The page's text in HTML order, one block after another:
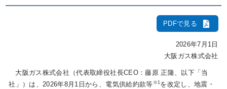
PDFで見る
2026年7月1日
大阪ガス株式会社
大阪ガス株式会社（代表取締役社長CEO：藤原 正隆、以下「当
社」）は、2026年8月1日から、電気供給約款等 ※1を改定し、地震・